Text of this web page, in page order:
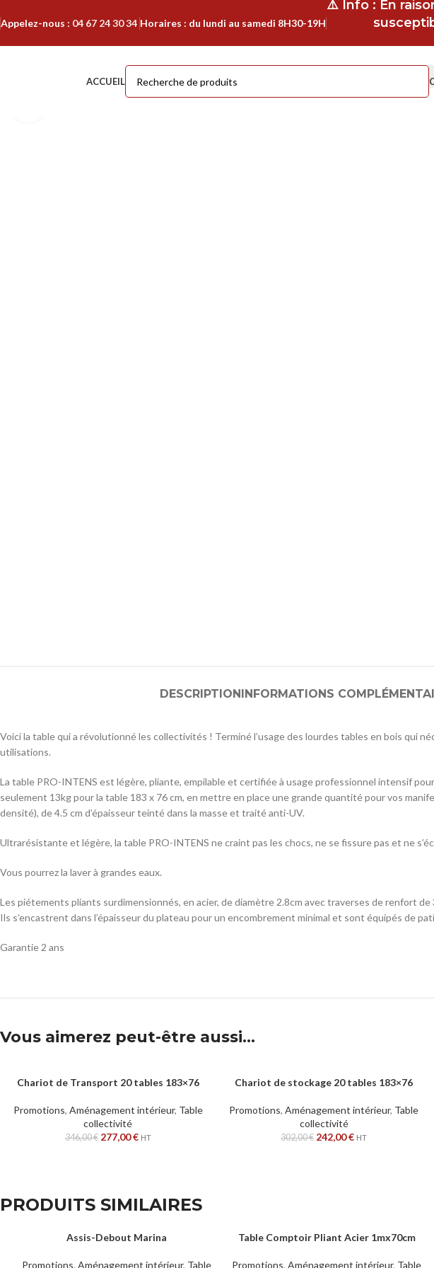
Appelez-nous : 04 67 24 30 34 Horaires : du lundi au samedi 8H30-19H
⚠️ Info : En
ACCUEIL
DESCRIPTIONINFORMATIONS
Voici la table qui a révolutionné les collectivités ! Terminé l’usage des lourdes tables en bois qui
utilisations.
La table PRO-INTENS est légère, pliante, empilable et certifiée à usage professionnel intensif
seulement 13kg pour la table 183 x 76 cm, en mettre en place une grande quantité pour vos
densité), de 4.5 cm d’épaisseur teinté dans la masse et traité anti-UV.
Ultrarésistante et légère, la table PRO-INTENS ne craint pas les chocs, ne se fissure pas et ne
Vous pourrez la laver à grandes eaux.
Les piétements pliants surdimensionnés, en acier, de diamètre 2.8cm avec traverses de renfort
Ils s’encastrent dans l’épaisseur du plateau pour un encombrement minimal et sont équipés de
Garantie 2 ans
Vous aimerez peut-être aussi…
AJOUTER AU PANIER
Chariot de Transport 20 tables 183×76
Promotions, Aménagement intérieur, Table
collectivité
346,00€ 277,00€ HT
AJOUTER AU PANIER
Chariot de stockage 20 tables 183×76
Promotions,Aménagement intérieur, Table
collectivité
302,00€ 242,00€ HT
PRODUITS SIMILAIRES
CHOIX DES OPTIONSAssis-Debout Marina
Promotions,Aménagement intérieur, Table
CHOIX DES OPTIONS
Table Comptoir Pliant Acier 1mx70cm
Promotions,Aménagement intérieur, Table